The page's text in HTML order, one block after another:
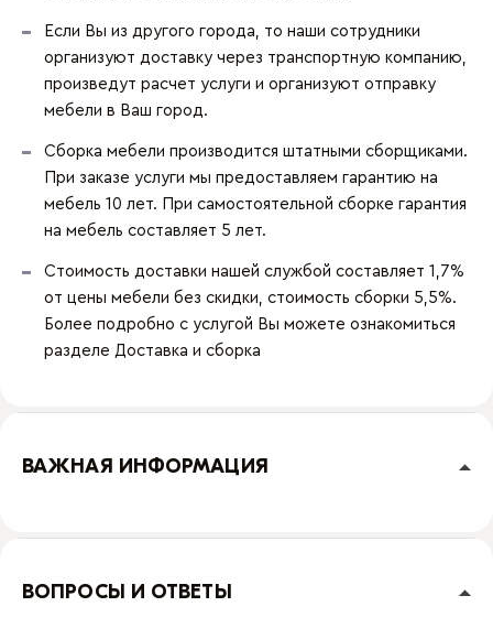
Если Вы из другого города, то наши сотрудники
организуют доставку через транспортную компанию,
произведут расчет услуги и организуют отправку
мебели в Ваш город.
Сборка мебели производится штатными сборщиками.
При заказе услуги мы предоставляем гарантию на
мебель 10 лет. При самостоятельной сборке гарантия
на мебель составляет 5 лет.
Стоимость доставки нашей службой составляет 1,7%
от цены мебели без скидки, стоимость сборки 5,5%.
Более подробно с услугой Вы можете ознакомиться
разделе Доставка и сборка
ВАЖНАЯ ИНФОРМАЦИЯ
ВОПРОСЫ И ОТВЕТЫ